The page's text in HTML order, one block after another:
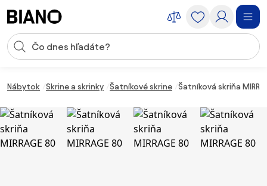
Vstup pre vyhľadávanie
Nábytok Skrine a skrinky Šatníkové skrine Šatníková skriňa